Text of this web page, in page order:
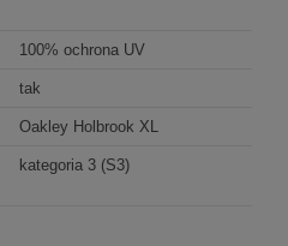
100% ochrona UV
tak
Oakley Holbrook XL
kategoria 3 (S3)